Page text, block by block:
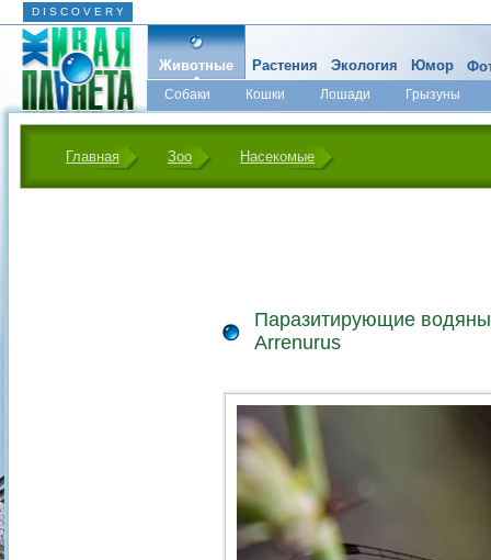
D I S C O V E R Y
Животные
Собаки Кошки Лошади
Грызуны
Микромир
Растения Экология Юмор
Главная Зоо Насекомые
Паразитирующие
Arrenurus